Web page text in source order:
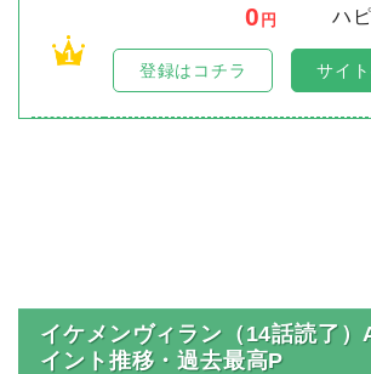
1
0 円
ハ
登録はコチラ サイト
イケメンヴィラン（14話読了
イント推移・過去最高P